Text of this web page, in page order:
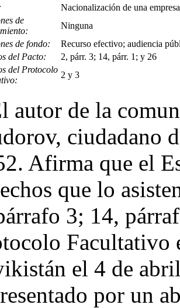
Nacionalización de una
de
Ninguna
de fondo:
Recurso efectivo; audiencia
del Pacto:
2, párr. 3; 14, párr. 1; y 26
del Protocolo
2 y 3
autor de la
ciudadano
Afirma que el
que lo
3; 14,
Facultativo
el 4 de
por un